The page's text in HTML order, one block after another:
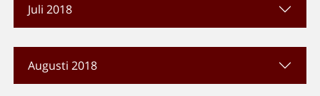
Juli 2018
Augusti 2018